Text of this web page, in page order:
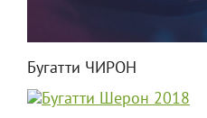
Бугатти ЧИРОН